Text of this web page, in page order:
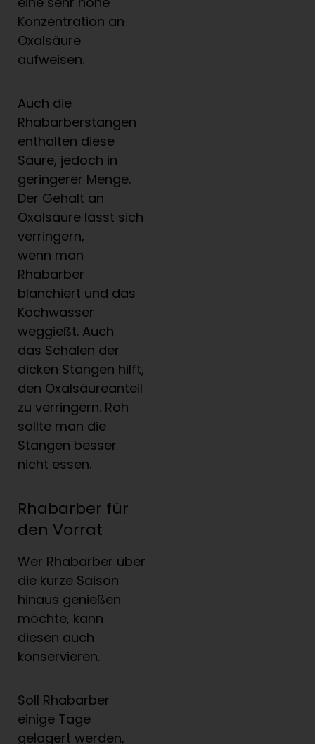
Konzentration an
Oxalsäure
aufweisen.
Auch die
Rhabarberstangen
enthalten diese
Säure, jedoch in
geringerer Menge.
Der Gehalt an
Oxalsäure lässt sich
verringern,
wenn man
Rhabarber
blanchiert und das
Kochwasser
weggießt. Auch
das Schälen der
dicken Stangen hilft,
den Oxalsäureanteil
zu verringern. Roh
sollte man die
Stangen besser
nicht essen.
Rhabarber für
den Vorrat
Wer Rhabarber über
die kurze Saison
hinaus genießen
möchte, kann
diesen auch
konservieren.
Soll Rhabarber
einige Tage
gelagert werden,